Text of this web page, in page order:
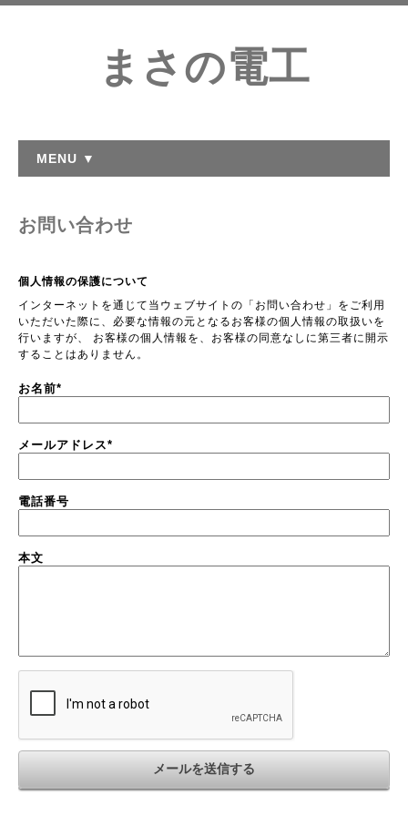
まさの電工
MENU ▼
お問い合わせ
個人情報の保護について
インターネットを通じて当ウェブサイトの「お問い合わせ」をご利用
いただいた際に、必要な情報の元となるお客様の個人情報の取扱いを
行いますが、 お客様の個人情報を、お客様の同意なしに第三者に開示
することはありません。
お名前*
メールアドレス*
電話番号
本文